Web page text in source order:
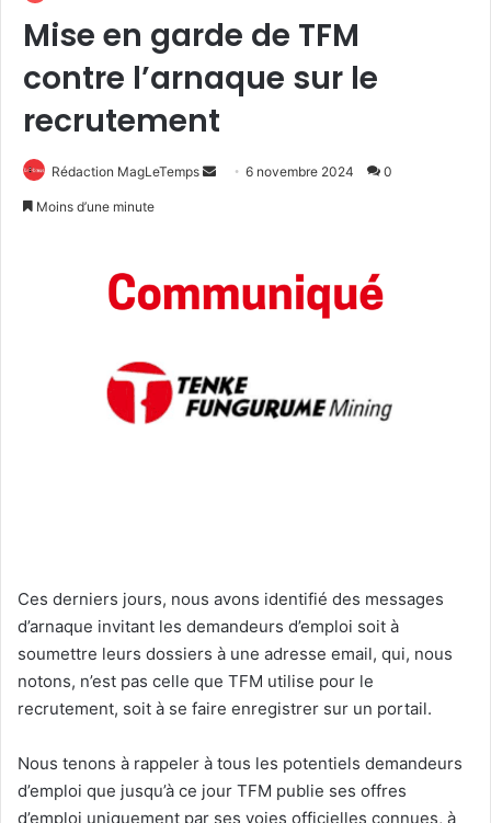
Mise en garde de TFM
contre l’arnaque sur le
recrutement
Rédaction MagLeTemps
Envoyer6 novembre 2024 0
Moins d’une minute
Ces derniers jours, nous avons identifié des messages
d’arnaque invitant les demandeurs d’emploi soit à
soumettre leurs dossiers à une adresse email, qui, nous
notons, n’est pas celle que TFM utilise pour le
recrutement, soit à se faire enregistrer sur un portail.
Nous tenons à rappeler à tous les potentiels demandeurs
d’emploi que jusqu’à ce jour TFM publie ses offres
d’emploi uniquement par ses voies officielles connues, à